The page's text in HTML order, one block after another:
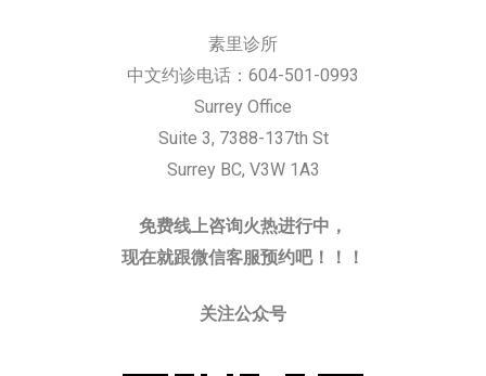
素里诊所
中文约诊电话：604-501-0993
Surrey Office
Suite 3, 7388-137th St
Surrey BC, V3W 1A3
免费线上咨询火热进行中，
现在就跟微信客服预约吧！！！
关注公众号